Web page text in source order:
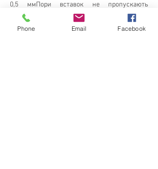
0,5 ммПори вставок не пропускають
розплавлений матеріал під час заповнення
форми, але водночас пропускають повітря,
Phone Email Facebook